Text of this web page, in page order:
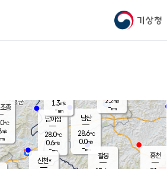
기상청
남이섬
28.0℃
0.6m/s
-mm
남산
28.6℃
0.0m/s
-mm
팔봉
1.3m/s
-mm
종
℃
m/s
mm
신천*
홍천
2.2m/s
-mm